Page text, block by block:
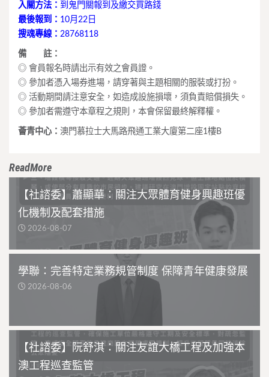
入關方法： 到鬼門關報到及繳交買路錢
最後報到： 10月22日
搜魂專線： 28768118
備 註：
◎ 會員報名時請出示有效之會員證。
◎ 參加者憑入場券進場，請穿著與主題相關的服裝或打扮。
◎ 活動期間請注意安全，如造成設施損壞，須負責賠償損失。
◎ 參加者需遵守本章程之規則，本會保留最終解釋權。
薈青中心： 澳門慕拉士大馬路飛通工業大廈第二座1樓B
ReadMore
【社諮委】蕭顯華：關注大眾體育健身興趣班優
化機制及配套措施
2026-08-07
學聯：完善特定業務規管制度 保障青年健康發展
2026-08-06
【社諮委】阮舒淇：關注友誼大橋工程及加強本
澳工程巡查監管